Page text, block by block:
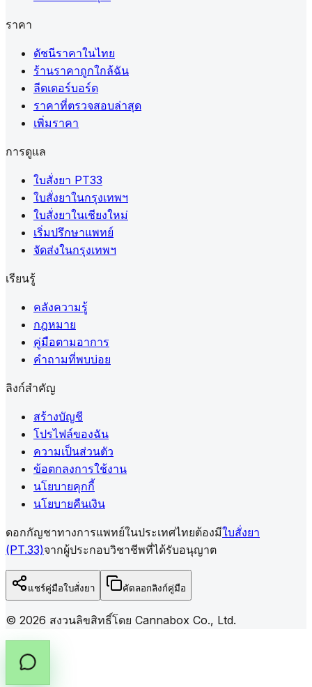
ราคา
ดัชนีราคาในไทย
ร้านราคาถูกใกล้ฉัน
ลีดเดอร์บอร์ด
ราคาที่ตรวจสอบล่าสุด
เพิ่มราคา
การดูแล
ใบสั่งยา PT33
ใบสั่งยาในกรุงเทพฯ
ใบสั่งยาในเชียงใหม่
เริ่มปรึกษาแพทย์
จัดส่งในกรุงเทพฯ
เรียนรู้
คลังความรู้
กฎหมาย
คู่มือตามอาการ
คำถามที่พบบ่อย
ลิงก์สำคัญ
สร้างบัญชี
โปรไฟล์ของฉัน
ความเป็นส่วนตัว
ข้อตกลงการใช้งาน
นโยบายคุกกี้
นโยบายคืนเงิน
ดอกกัญชาทางการแพทย์ในประเทศไทยต้องมีใบสั่งยา
(PT.33)จากผู้ประกอบวิชาชีพที่ได้รับอนุญาต
แชร์คู่มือใบสั่งยา คัดลอกลิงก์คู่มือ
© 2026 สงวนลิขสิทธิ์โดย Cannabox Co., Ltd.